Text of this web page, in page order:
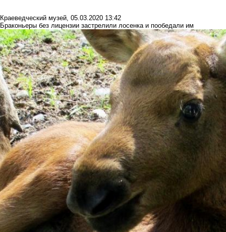
Краеведческий музей, 05.03.2020 13:42
Браконьеры без лицензии застрелили лосенка и пообедали им